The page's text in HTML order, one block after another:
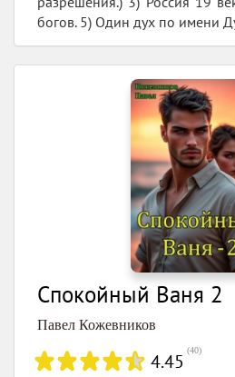
богов. 5) Один дух по имени
Спокойный Ваня 2
Павел Кожевников
4.45 (40)